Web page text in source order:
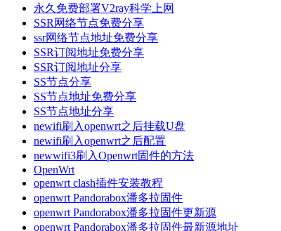
永久免费部署V2ray科学上网
SSR网络节点免费分享
ssr网络节点地址免费分享
SSR订阅地址免费分享
SSR订阅地址分享
SS节点分享
SS节点地址免费分享
SS节点地址分享
newifi刷入openwrt之后挂载U盘
newifi刷入openwrt之后配置
newwifi3刷入Openwrt固件的方法
OpenWrt
openwrt clash插件安装教程
openwrt Pandorabox潘多拉固件
openwrt Pandorabox潘多拉固件更新源
openwrt Pandorabox潘多拉固件最新源地址